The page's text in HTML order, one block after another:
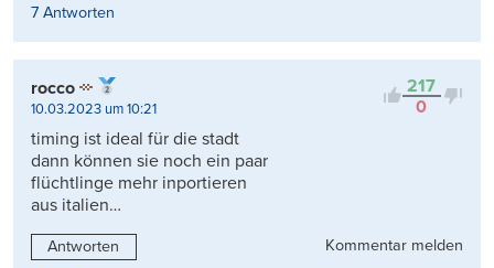
7 Antworten
217
0
rocco
10.03.2023 um 10:21
timing ist ideal für die stadt
dann können sie noch ein paar
flüchtlinge mehr inportieren
aus italien…
Antworten
Kommentar melden